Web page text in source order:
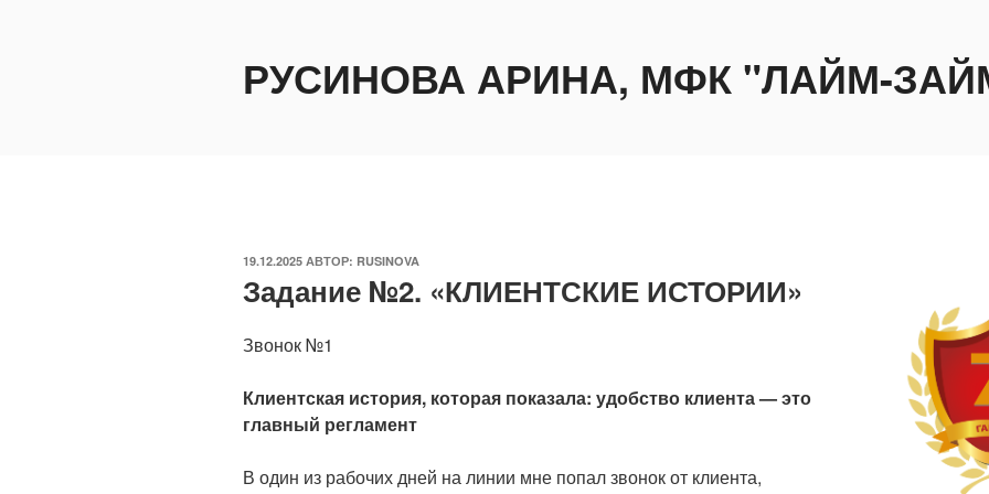
РУСИНОВА АРИНА, МФК "ЛАЙМ-
ОПУБЛИКОВАНО
19.12.2025 АВТОР: RUSINOVA
Задание №2. «КЛИЕНТСКИЕ ИСТОРИИ»
Звонок №1
Клиентская история, которая показала: удобство клиента — это
главный регламент
В один из рабочих дней на линии мне попал звонок от клиента,